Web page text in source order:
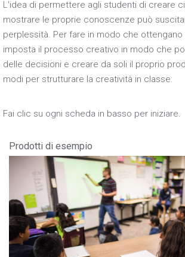
L'idea di permettere agli studenti di creare
mostrare le proprie conoscenze può
perplessità. Per fare in modo che ottengano
imposta il processo creativo in modo che
delle decisioni e creare da soli il proprio
modi per strutturare la creatività in classe:
Fai clic su ogni scheda in basso per iniziare.
Prodotti di esempio